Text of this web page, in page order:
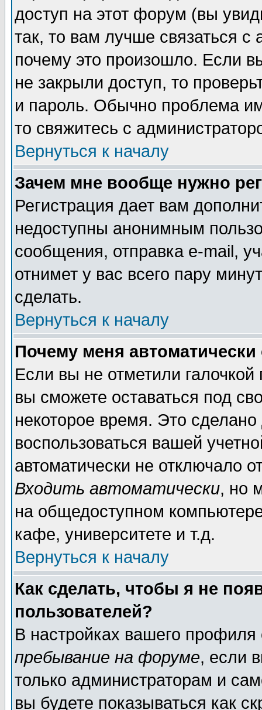
доступ на этот форум (вы
так, то вам лучше связаться
почему это произошло. Если
не закрыли доступ, то
и пароль. Обычно проблема
то свяжитесь с
Вернуться к началу
Зачем мне вообще нужно
Регистрация дает вам
недоступны анонимным
сообщения, отправка e-mail,
отнимет у вас всего пару
сделать.
Вернуться к началу
Почему меня автоматически
Если вы не отметили галочкой
вы сможете оставаться под
некоторое время. Это
воспользоваться вашей
автоматически не отключало
Входить автоматически, но
на общедоступном
кафе, университете и т.д.
Вернуться к началу
Как сделать, чтобы я не
пользователей?
В настройках вашего
пребывание на форуме, если
только администраторам и
вы будете показываться как